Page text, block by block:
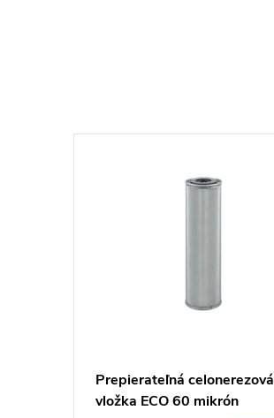
Prepierateľná celonerezová
vložka ECO 60 mikrón